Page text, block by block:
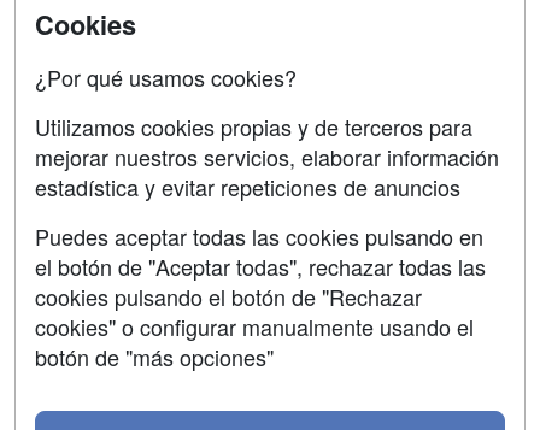
Acceso Centros
Contactar
Confidencialidad
Aviso legal
Copyleft
Cookies
¿Por qué usamos cookies?
Utilizamos cookies propias y de terceros para
mejorar nuestros servicios, elaborar información
estadística y evitar repeticiones de anuncios
Puedes aceptar todas las cookies pulsando en
el botón de "Aceptar todas", rechazar todas las
cookies pulsando el botón de "Rechazar
cookies" o configurar manualmente usando el
botón de "más opciones"